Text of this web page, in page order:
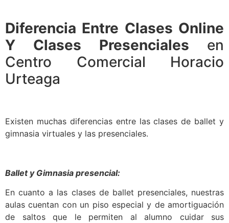
Diferencia Entre Clases Online
Y Clases Presenciales en
Centro Comercial Horacio
Urteaga
Existen muchas diferencias entre las clases de ballet y
gimnasia virtuales y las presenciales.
Ballet y Gimnasia presencial:
En cuanto a las clases de ballet presenciales, nuestras
aulas cuentan con un piso especial y de amortiguación
de saltos que le permiten al alumno cuidar sus